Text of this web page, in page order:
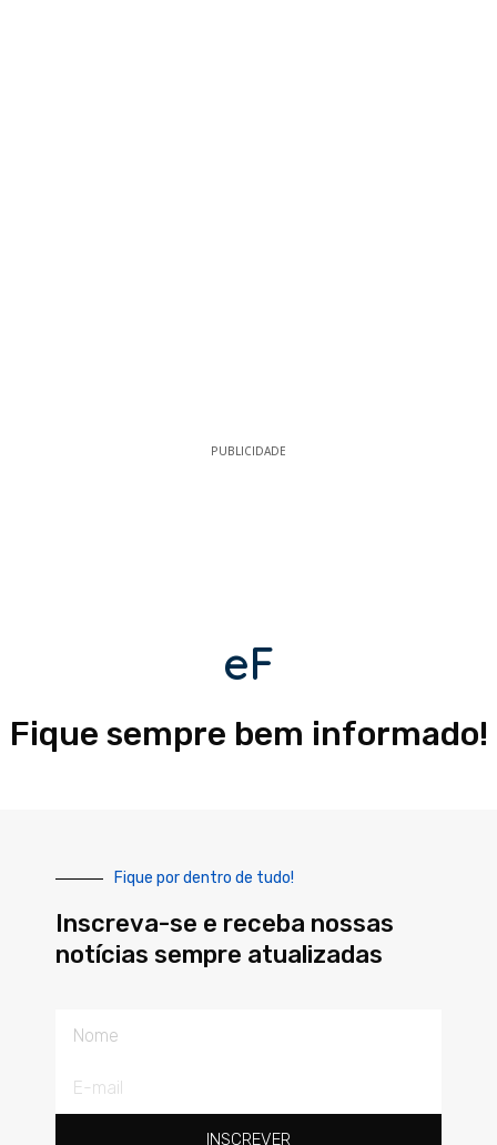
PUBLICIDADE
eF
Fique sempre bem informado!
Fique por dentro de tudo!
Inscreva-se e receba nossas
notícias sempre atualizadas
mail
INSCREVER